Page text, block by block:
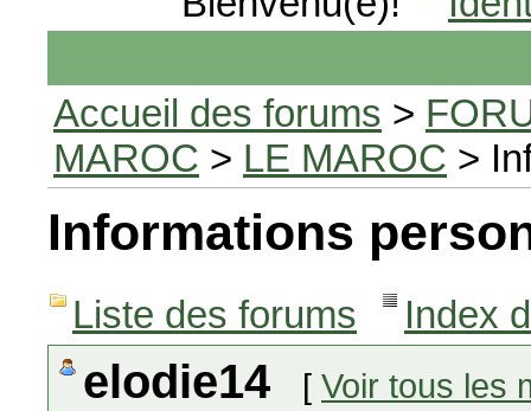
Accueil des forums >
MAROC > LE MAROC >
Informations
Liste des forums Index
elodie14 [ Voir tous les